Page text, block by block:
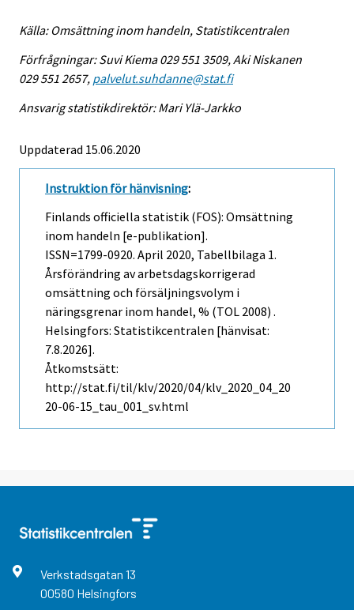
Källa: Omsättning inom handeln, Statistikcentralen
Förfrågningar: Suvi Kiema 029 551 3509, Aki Niskanen
029 551 2657, palvelut.suhdanne@stat.fi
Ansvarig statistikdirektör: Mari Ylä-Jarkko
Uppdaterad 15.06.2020
Instruktion för hänvisning:
Finlands officiella statistik (FOS): Omsättning
inom handeln [e-publikation].
ISSN=1799-0920. April 2020, Tabellbilaga 1.
Årsförändring av arbetsdagskorrigerad
omsättning och försäljningsvolym i
näringsgrenar inom handel, % (TOL 2008) .
Helsingfors: Statistikcentralen [hänvisat:
7.8.2026].
Åtkomstsätt:
http://stat.fi/til/klv/2020/04/klv_2020_04_20
20-06-15_tau_001_sv.html
Verkstadsgatan 13
00580 Helsingfors